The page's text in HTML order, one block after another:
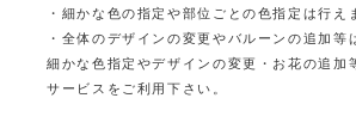
・細かな色の指定や部位ごとの色指定は行え
・全体のデザインの変更やバルーンの追加等
細かな色指定やデザインの変更・お花の追加
サービスをご利用下さい。